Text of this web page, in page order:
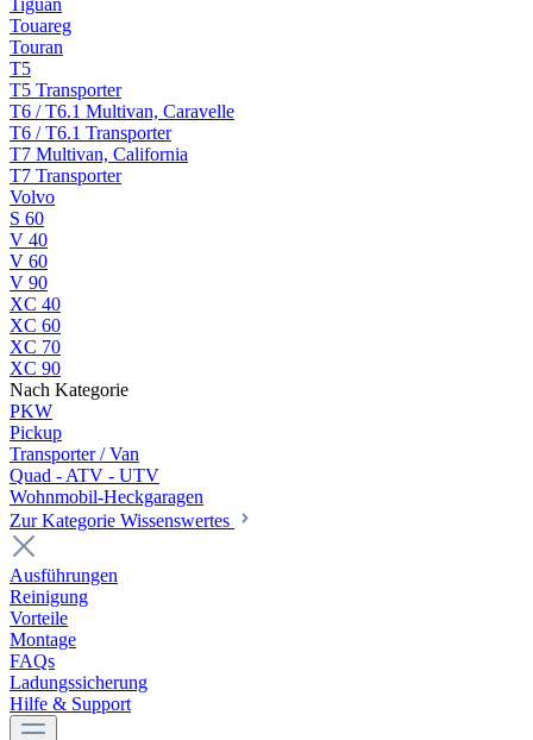
Tiguan
Touareg
Touran
T5
T5 Transporter
T6 / T6.1 Multivan, Caravelle
T6 / T6.1 Transporter
T7 Multivan, California
T7 Transporter
Volvo
S 60
V 40
V 60
V 90
XC 40
XC 60
XC 70
XC 90
Nach Kategorie
PKW
Pickup
Transporter / Van
Quad - ATV - UTV
Wohnmobil-Heckgaragen
Zur Kategorie Wissenswertes
Ausführungen
Reinigung
Vorteile
Montage
FAQs
Ladungssicherung
Hilfe & Support